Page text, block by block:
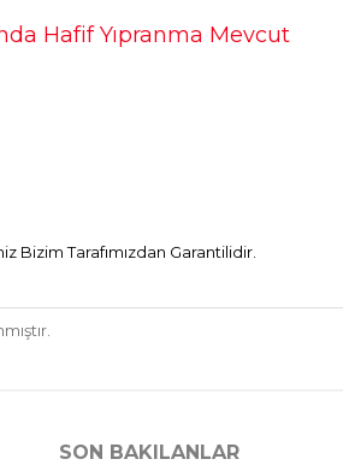
Hafif Yıpranma Mevcut
Bizim Tarafımızdan Garantilidir.
SON BAKILANLAR